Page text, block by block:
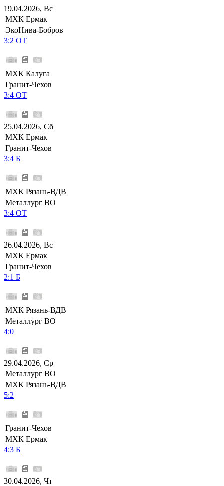
19.04.2026, Вс
МХК Ермак
ЭкоНива-Бобров
3:2 ОТ
МХК Калуга
Гранит-Чехов
3:4 ОТ
25.04.2026, Сб
МХК Ермак
Гранит-Чехов
3:4 Б
МХК Рязань-ВДВ
Металлург ВО
3:4 ОТ
26.04.2026, Вс
МХК Ермак
Гранит-Чехов
2:1 Б
МХК Рязань-ВДВ
Металлург ВО
4:0
29.04.2026, Ср
Металлург ВО
МХК Рязань-ВДВ
5:2
Гранит-Чехов
МХК Ермак
4:3 Б
30.04.2026, Чт